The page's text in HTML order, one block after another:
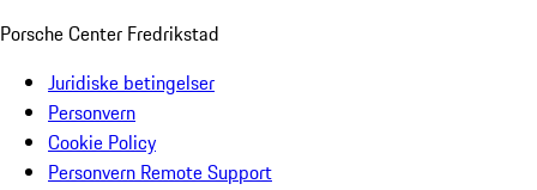
Porsche Center Fredrikstad
Juridiske betingelser
Personvern
Cookie Policy
Personvern Remote Support